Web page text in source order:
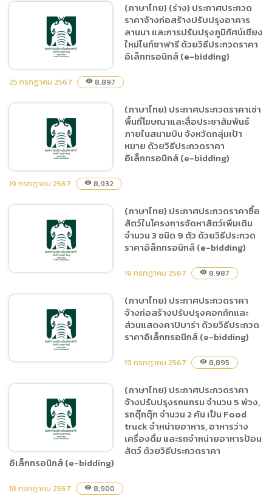
จ้างก่อสร้างปรับปรุงกลุ่ม
อาคารลานนาและการปรับปรุง
ภูมิทัศน์เชียงใหม่ไนท์ซาฟารี
ด้วยวิธีประกวดราคา
อิเล็กทรอนิกส์ (e-bidding)
ประกวดราคาจ้างก่อสร้าง
ปรับปรุงอาคารลานนา และการ
ปรับปรุงภูมิทัศน์เชียงใหม่ไนท์
ซาฟารี ด้วยวิธีประกวดราคา
อิเล็กทรอนิกส์ (e-bidding)
(ภาษาไทย) (ร่าง) ประกาศประกวด
ราคาจ้างก่อสร้างปรับปรุงอาคาร
ลานนา และการปรับปรุงภูมิทัศน์เชียง
ใหม่ไนท์ซาฟารี ด้วยวิธีประกวดราคา
อิเล็กทรอนิกส์ (e-bidding)
25 กรกฎาคม 2567 visibility 8,897
ราคาเช่าพื้นที่โฆษณาและสื่อ
ประชาสัมพันธ์ภายในสนามบิน
จังหวัดกลุ่มเป้าหมาย ด้วยวิธี
ประกวดราคาอิเล็กทรอนิกส์
(ภาษาไทย) ประกาศประกวดราคาเช่า
พื้นที่โฆษณาและสื่อประชาสัมพันธ์
ภายในสนามบิน จังหวัดกลุ่มเป้า
หมาย ด้วยวิธีประกวดราคา
อิเล็กทรอนิกส์ (e-bidding)
19 กรกฎาคม 2567 visibility 8,932
(ภาษาไทย) ประกาศประกวด
ราคาซื้อสัตว์ในโครงการจัดหา
สัตว์เพิ่มเติม จำนวน 3 ชนิด 9
ตัว ด้วยวิธีประกวดราคาอิล็ก
(ภาษาไทย) ประกาศประกวดราคาซื้อ
สัตว์ในโครงการจัดหาสัตว์เพิ่มเติม
จำนวน 3 ชนิด 9 ตัว ด้วยวิธีประกวด
ราคาอิล็กทรอนิกส์ (e-bidding)
19 กรกฎาคม 2567 visibility 8,987
(ภาษาไทย) ประกาศประกวด
ราคาจ้างก่อสร้างปรับปรุง
คอกกักและส่วนแสดงคาปิบา
ร่า ด้วยวิธีประกวดราคา
อิเล็กทรอนิกส์ (e-bidding)
(ภาษาไทย) ประกาศประกวดราคา
จ้างก่อสร้างปรับปรุงคอกกักและ
ส่วนแสดงคาปิบาร่า ด้วยวิธีประกวด
ราคาอิเล็กทรอนิกส์ (e-bidding)
19 กรกฎาคม 2567 visibility 8,895
(ภาษาไทย) ประกาศประกวด
(ภาษาไทย) ประกาศประกวดราคา
จ้างปรับปรุงรถแทรม จำนวน 5 พ่วง,
รถตุ๊กตุ๊ก จำนวน 2 คัน เป็น Food
truck จำหน่ายอาหาร, อาหารว่าง
เครื่องดื่ม และรถจำหน่ายอาหารป้อน
สัตว์ ด้วยวิธีประกวดราคา
อิเล็กทรอนิกส์ (e-bidding)
18 กรกฎาคม 2567 visibility 8,900